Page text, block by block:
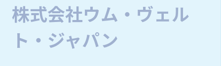
株式会社ウム・ヴェル
ト・ジャパン